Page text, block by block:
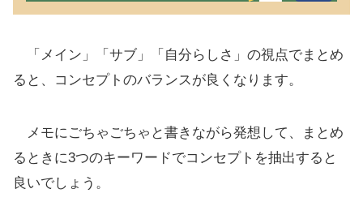
「メイン」「サブ」「自分らしさ」の視点でまとめ
ると、コンセプトのバランスが良くなります。
メモにごちゃごちゃと書きながら発想して、まとめ
るときに3つのキーワードでコンセプトを抽出すると
良いでしょう。